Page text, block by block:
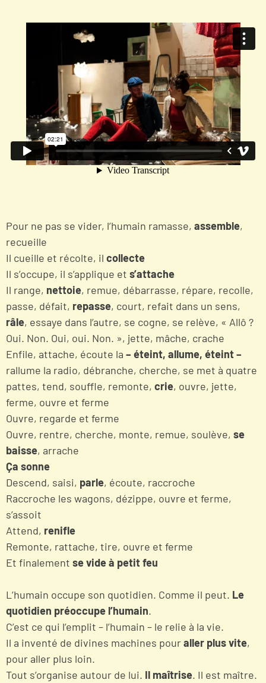
Pour ne pas se vider, l’humain ramasse, assemble,
recueille
Il cueille et récolte, il collecte
Il s’occupe, il s’applique et s’attache
Il range, nettoie, remue, débarrasse, répare, recolle,
passe, défait, repasse, court, refait dans un sens,
râle, essaye dans l’autre, se cogne, se relève, « Allô ?
Oui. Non. Oui, oui. Non. », jette, mâche, crache
Enfile, attache, écoute la – éteint, allume, éteint –
rallume la radio, débranche, cherche, se met à quatre
pattes, tend, souffle, remonte, crie, ouvre, jette,
ferme, ouvre et ferme
Ouvre, regarde et ferme
Ouvre, rentre, cherche, monte, remue, soulève, se
baisse, arrache
Ça sonne
Descend, saisi, parle, écoute, raccroche
Raccroche les wagons, dézippe, ouvre et ferme,
s’assoit
Attend, renifle
Remonte, rattache, tire, ouvre et ferme
Et finalement se vide à petit feu
L’humain occupe son quotidien. Comme il peut. Le
quotidien préoccupe l’humain.
C’est ce qui l’emplit – l’humain – le relie à la vie.
Il a inventé de divines machines pouraller plus vite,
pour aller plus loin.
Tout s’organise autour de lui. Il maîtrise. Il est maître.